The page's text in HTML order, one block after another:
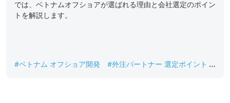
では、ベトナムオフショアが選ばれる理由と会社選定のポイン
トを解説します。
#ベトナム オフショア開発
#外注パートナー 選定ポイント